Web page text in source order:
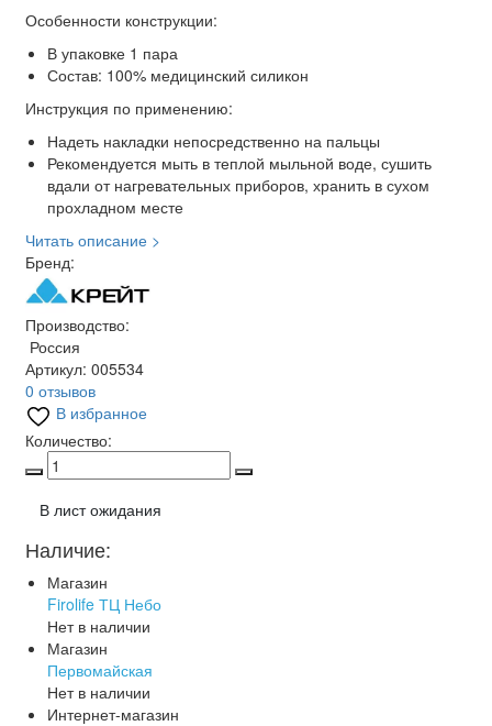
Особенности конструкции:
В упаковке 1 пара
Состав: 100% медицинский силикон
Инструкция по применению:
Надеть накладки непосредственно на пальцы
Рекомендуется мыть в теплой мыльной воде, сушить
вдали от нагревательных приборов, хранить в сухом
прохладном месте
Читать описание >
Бренд:
Производство:
Россия
Артикул: 005534
0 отзывов
В избранное
Количество:
В лист ожидания
Наличие:
Магазин
Firolife ТЦ Небо
Нет в наличии
Магазин
Первомайская
Нет в наличии
Интернет-магазин